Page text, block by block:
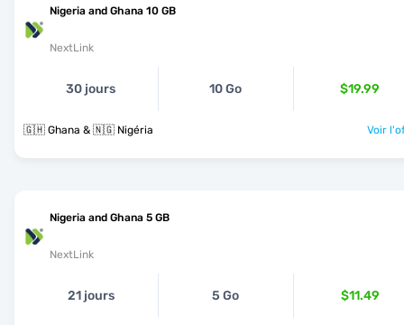
Nigeria and Ghana 10 GB
NextLink
30 jours 10 Go $19.99
🇬🇭 Ghana & 🇳🇬 Nigéria Voir
Nigeria and Ghana 5 GB
NextLink
21 jours 5 Go $11.49